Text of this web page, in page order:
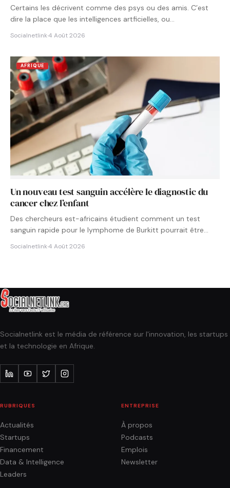
Certains les décrivent comme des psys ou des amis. C’est
dire la place que les intelligences artficielles, ou…
Socialnetlink·4 Août 2026
AFRIQUE
Un nouveau test sanguin accélère le diagnostic du
cancer chez l’enfant
Des chercheurs est-africains étudient comment un test
sanguin rapide pour le lymphome de Burkitt pourrait être
Socialnetlink·4 Août 2026
Socialnetlink est le média de référence sur l'innovation, les startups
et la technologie en Afrique.
RUBRIQUES
Actualités
Startups
Financement
Data & Intelligence
Leaders
ENTREPRISE
À propos
Podcasts
Emplois
Newsletter